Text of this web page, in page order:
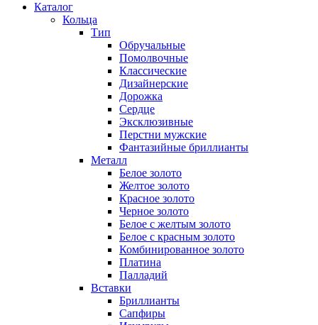
Каталог
Кольца
Тип
Обручальные
Помолвочные
Классические
Дизайнерские
Дорожка
Сердце
Эксклюзивные
Перстни мужские
Фантазийные бриллианты
Металл
Белое золото
Желтое золото
Красное золото
Черное золото
Белое с желтым золото
Белое с красным золото
Комбинированное золото
Платина
Палладий
Вставки
Бриллианты
Сапфиры